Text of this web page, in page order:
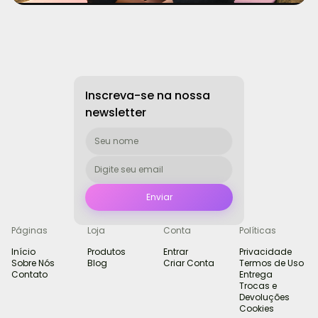
Inscreva-se na nossa
newsletter
Páginas
Início
Sobre Nós
Contato
Loja
Produtos
Blog
Conta
Entrar
Criar Conta
Políticas
Privacidade
Termos de Uso
Entrega
Trocas e
Devoluções
Cookies